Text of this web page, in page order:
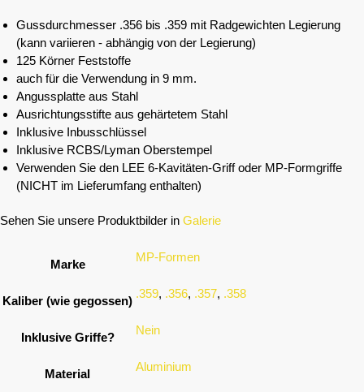
Gussdurchmesser .356 bis .359 mit Radgewichten Legierung
(kann variieren - abhängig von der Legierung)
125 Körner Feststoffe
auch für die Verwendung in 9 mm.
Angussplatte aus Stahl
Ausrichtungsstifte aus gehärtetem Stahl
Inklusive Inbusschlüssel
Inklusive RCBS/Lyman Oberstempel
Verwenden Sie den LEE 6-Kavitäten-Griff oder MP-Formgriffe
(NICHT im Lieferumfang enthalten)
Sehen Sie unsere Produktbilder in Galerie
Marke
MP-Formen
Kaliber (wie gegossen)
.359, .356, .357, .358
Inklusive Griffe?
Nein
Material
Aluminium